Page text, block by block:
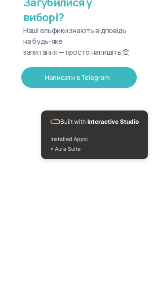
виборі?
Наші ельфики знають відповідь
на будь-яке
запитання — просто напишіть 🧝
Написати в Telegram
Built with Interactive Studio
Installed Apps:
• Aura Suite